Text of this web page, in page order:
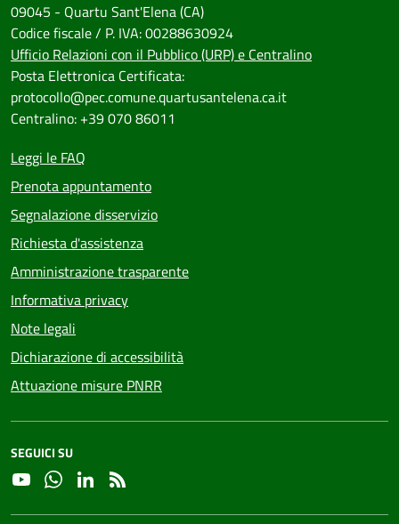
09045 - Quartu Sant'Elena (CA)
Codice fiscale / P. IVA: 00288630924
Ufficio Relazioni con il Pubblico (URP) e Centralino
Posta Elettronica Certificata:
protocollo@pec.comune.quartusantelena.ca.it
Centralino: +39 070 86011
Leggi le FAQ
Prenota appuntamento
Segnalazione disservizio
Richiesta d'assistenza
Amministrazione trasparente
Informativa privacy
Note legali
Dichiarazione di accessibilità
Attuazione misure PNRR
SEGUICI SU
YouTubeWhatsapp
Linkedin